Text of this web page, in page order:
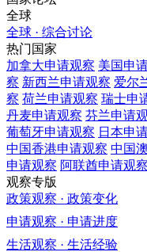
全球
全球 · 综合讨论
热门国家
加拿大申请观察 美国申
察 新西兰申请观察 爱尔
察 荷兰申请观察 瑞士申
丹麦申请观察 芬兰申请
葡萄牙申请观察 日本申
中国香港申请观察 中国
申请观察 阿联酋申请观察
观察专版
政策观察 · 政策变化
申请观察 · 申请进度
生活观察 · 生活经验